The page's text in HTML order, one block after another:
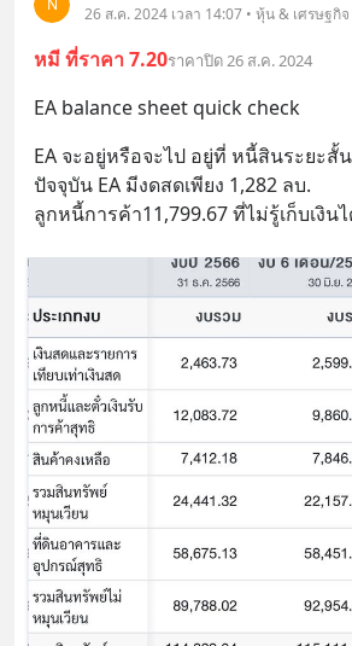
N
26 ส.ค. 2024 เวลา 14:07 • หุ้น & เศรษฐกิจ
หมี ที่ราคา 7.20ราคาปิด 26 ส.ค. 2024
EA balance sheet quick check
EA จะอยู่หรือจะไป อยู่ที่ หนี้สินระยะสั้
ปัจจุบัน EA มีงดสดเพียง 1,282 ลบ.
ลูกหนี้การค้า11,799.67 ที่ไม่รู้เก็บเงินไ